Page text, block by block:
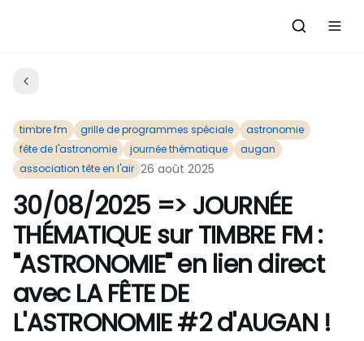
Actualités
Evénements à venir
Emissions
Grille des Programmes
C'était quoi ce morceau?
L'Association
L'équipe et les bénévoles
Nous rejoindre : Participer
Les Ateliers Radio
Les créations des Ateliers
Nos prestations
timbre fm grille de programmes spéciale
astronomie
fête de l'astronomie
journée thématique
augan
association tête en l'air 26 août 2025
30/08/2025 => JOURNÉE
THÉMATIQUE sur TIMBRE FM :
"ASTRONOMIE" en lien direct
avec LA FÊTE DE
L'ASTRONOMIE #2 d'AUGAN !